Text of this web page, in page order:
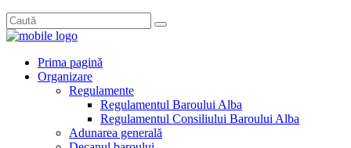
Prima pagină
Organizare
Regulamente
Regulamentul Baroului Alba
Regulamentul Consiliului Baroului Alba
Adunarea generală